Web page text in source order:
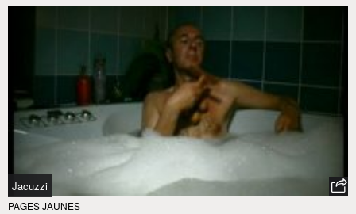
Jacuzzi
PAGES JAUNES